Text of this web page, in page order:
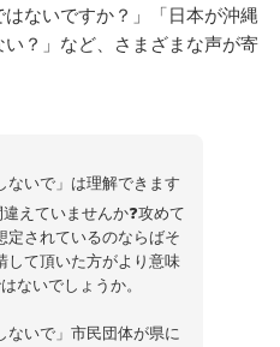
ないですか？」「日本が沖縄
？」など、さまざまな声が寄
ないで」は理解できます
えていませんか❓攻めて
定されているのならばそ
して頂いた方がより意味
ないでしょうか。
ないで」市民団体が県に